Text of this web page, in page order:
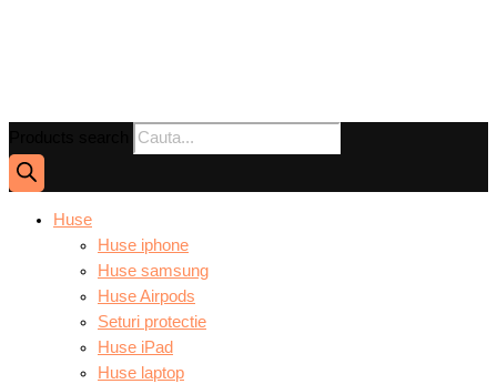
Huse
Huse iphone
Huse samsung
Huse Airpods
Seturi protectie
Huse iPad
Huse laptop